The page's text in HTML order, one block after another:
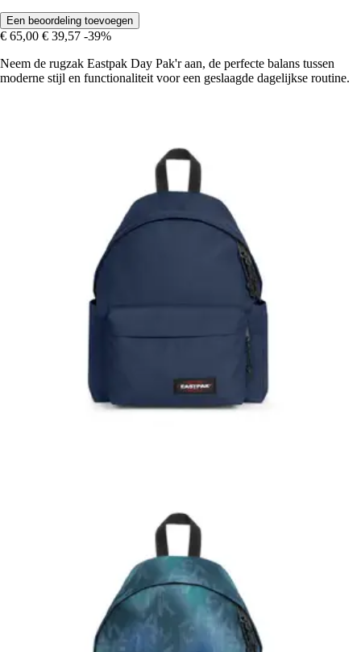
Een beoordeling toevoegen
€ 65,00 € 39,57 -39%
Neem de rugzak Eastpak Day Pak'r aan, de perfecte balans tussen
moderne stijl en functionaliteit voor een geslaagde dagelijkse routine.